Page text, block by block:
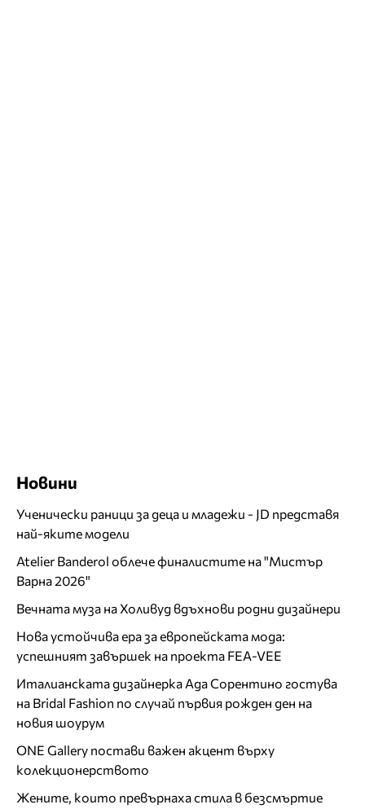
Новини
Ученически раници за деца и младежи - JD представя
най-яките модели
Atelier Banderol облече финалистите на "Мистър
Варна 2026"
Вечната муза на Холивуд вдъхнови родни дизайнери
Нова устойчива ера за европейската мода:
успешният завършек на проекта FEA-VEE
Италианската дизайнерка Ада Сорентино гостува
на Bridal Fashion по случай първия рожден ден на
новия шоурум
ONE Gallery постави важен акцент върху
колекционерството
Жените, които превърнаха стила в безсмъртие